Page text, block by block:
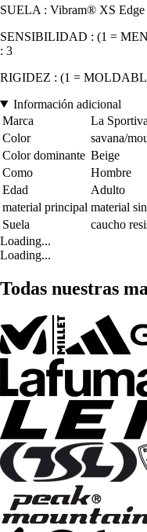
SUELA : Vibram® XS Edge
SENSIBILIDAD : (1 =
: 3
RIGIDEZ : (1 =
Información adicional
Marca
La Sportiva
Color
savana/
Color dominante Beige
Como
Hombre
Edad
Adulto
material principal material
Suela
caucho
Loading...
Loading...
Todas nuestras